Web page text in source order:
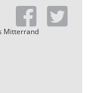
Mitterrand